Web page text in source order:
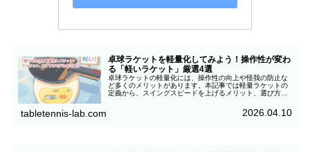
卓球ラケットを軽量化してみよう！操作性が変わ
る「軽いラケット」厳選4選
卓球ラケットの軽量化には、操作性の向上や怪我の防止な
ど多くのメリットがあります。本記事では軽量ラケットの
定義から、スイングスピードを上げるメリット、選び方の
tabletennis-lab.com 2026.04.10